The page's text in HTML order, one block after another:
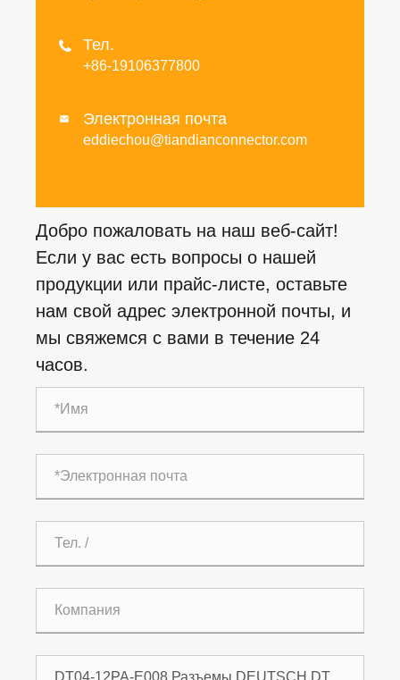
 Тел.
+86-19106377800
 Электронная почта
eddiechou@tiandianconnector.com
Добро пожаловать на наш веб-сайт!
Если у вас есть вопросы о нашей
продукции или прайс-листе, оставьте
нам свой адрес электронной почты, и
мы свяжемся с вами в течение 24
часов.